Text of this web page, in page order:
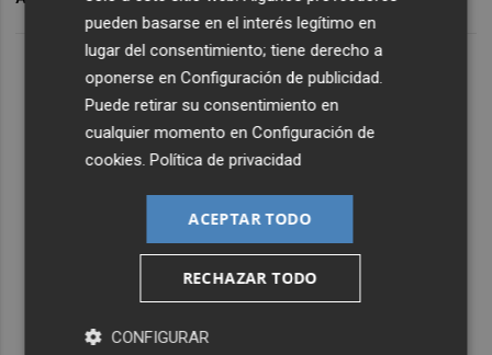
pueden basarse en el interés legítimo en
lugar del consentimiento; tiene derecho a
oponerse enConfiguración de publicidad.
Puede retirar su consentimiento en
cualquier momento enConfiguración de
cookies.Política de privacidad
ACEPTAR TODO
RECHAZAR TODO
CONFIGURAR